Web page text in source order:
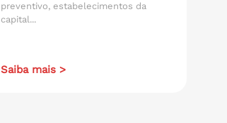
preventivo, estabelecimentos da
capital...
Saiba mais >